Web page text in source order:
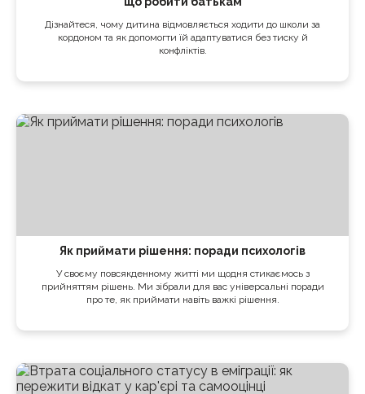
Дізнайтеся, чому дитина відмовляється ходити до школи за
кордоном та як допомогти їй адаптуватися без тиску й
конфліктів.
Як приймати рішення: поради психологів
У своєму повсякденному житті ми щодня стикаємось з
прийняттям рішень. Ми зібрали для вас універсальні поради
про те, як приймати навіть важкі рішення.